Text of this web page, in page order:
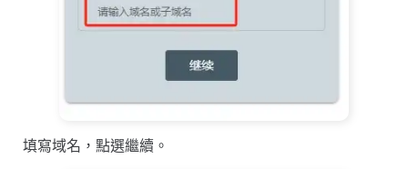
填寫域名，點選繼續。